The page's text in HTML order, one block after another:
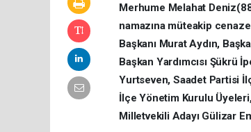
Merhume Melahat
namazına müteakip
Başkanı Murat Aydın,
Başkan Yardımcısı Şükrü
Yurtseven, Saadet Partisi
İlçe Yönetim Kurulu
Milletvekili Adayı Gülizar